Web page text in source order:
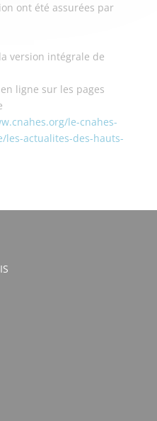
ont été assurées par
version intégrale de
ligne sur les pages
le-cnahes-
les-actualites-des-hauts-